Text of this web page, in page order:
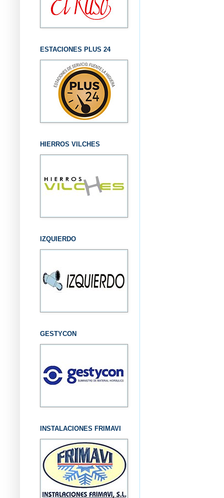
ESTACIONES PLUS 24
HIERROS VILCHES
IZQUIERDO
GESTYCON
INSTALACIONES FRIMAVI